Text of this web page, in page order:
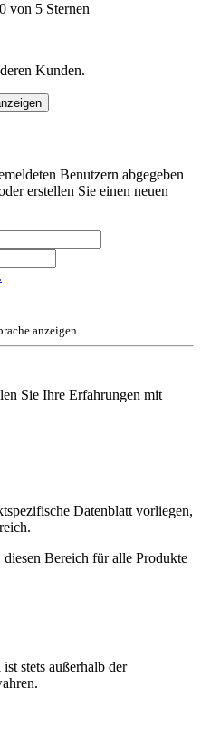
von 5 Sternen
Kunden.
Benutzern abgegeben
erstellen Sie einen neuen
anzeigen.
Sie Ihre Erfahrungen mit
Datenblatt vorliegen,
Bereich für alle Produkte
stets außerhalb der